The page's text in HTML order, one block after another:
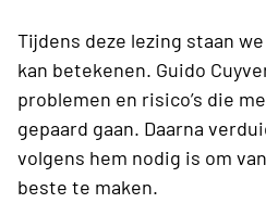
Tijdens deze lezing staan
kan betekenen. Guido
problemen en risico’s die
gepaard gaan. Daarna
volgens hem nodig is om
beste te maken.